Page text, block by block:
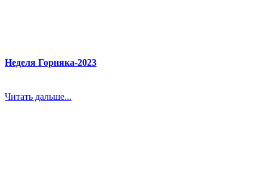
Неделя Горняка-2023
Читать дальше...